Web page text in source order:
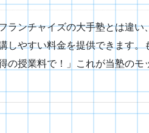
ランチャイズの大手塾とは違い
しやすい料金を提供できます
の授業料で！」これが当塾のモ